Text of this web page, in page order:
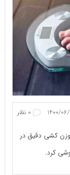
وزن کشی دقیق در
کرد.